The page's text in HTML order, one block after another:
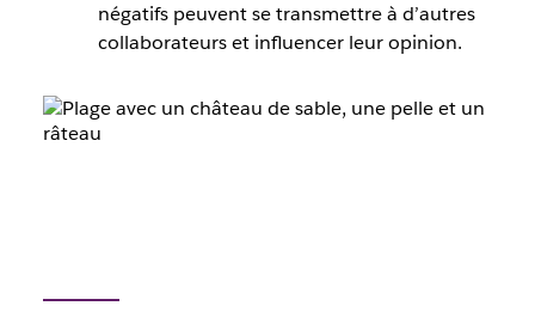
négatifs peuvent se transmettre à d’autres
collaborateurs et influencer leur opinion.